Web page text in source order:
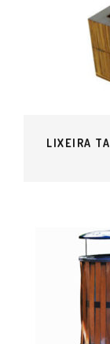
LIXEIRA